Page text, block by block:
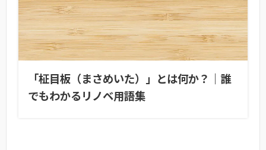
「柾目板（まさめいた）」とは何か？｜誰
でもわかるリノベ用語集